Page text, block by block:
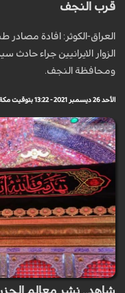
قرب النجف
العراق-الكوثر: افادة
الزوار الايرانيين جراء
ومحافظة النجف.
الأحد 26 ديسمبر 2021 - 13:22 بتوقيت مكة